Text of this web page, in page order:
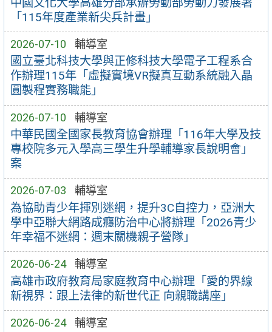
「115年度產業新尖兵計畫」
2026-07-10 輔導室
國立臺北科技大學與正修科技大學電子工程系合
作辦理115年「虛擬實境VR擬真互動系統融入晶
圓製程實務職能」
2026-07-10 輔導室
中華民國全國家長教育協會辦理「116年大學及技
專校院多元入學高三學生升學輔導家長說明會」
案
2026-07-03 輔導室
為協助青少年揮別迷網，提升3C自控力，亞洲大
學中亞聯大網路成癮防治中心將辦理「2026青少
年幸福不迷網：週末關機親子營隊」
2026-06-24 輔導室
高雄市政府教育局家庭教育中心辦理「愛的界線
新視界：跟上法律的新世代正 向親職講座」
2026-06-24 輔導室